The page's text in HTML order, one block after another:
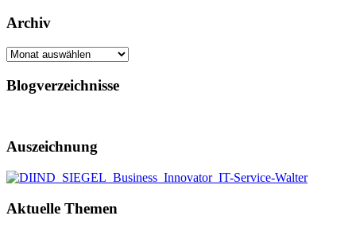
Archiv
Archiv
Blogverzeichnisse
Auszeichnung
Aktuelle Themen